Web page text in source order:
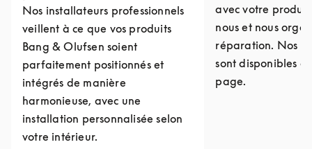
Nos installateurs professionnels
veillent à ce que vos produits
Bang & Olufsen soient
parfaitement positionnés et
intégrés de manière
harmonieuse, avec une
installation personnalisée selon
votre intérieur.
avec votre
nous et nous
réparation. Nos
sont disponibles
page.